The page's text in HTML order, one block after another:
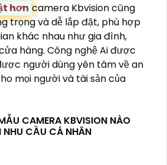
hơn camera Kbvision cũng
trọng và dễ lắp đặt, phù hợp
khác nhau như gia đình,
hàng. Công nghệ Ai được
người dùng yên tâm về an
mọi người và tài sản của
CAMERA KBVISION NÀO
CẦU CÁ NHÂN